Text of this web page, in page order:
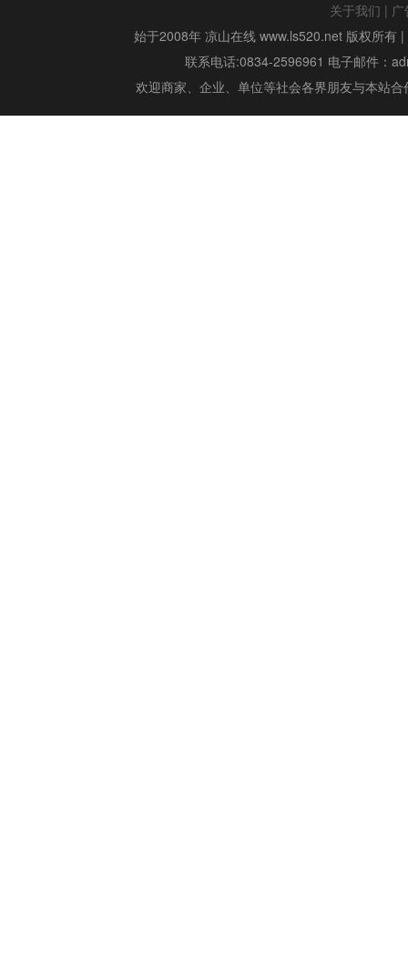
关于我们 |
始于2008年 凉山在线 www.ls520.net 版权所
联系电话:0834-2596961 电子邮件：
欢迎商家、企业、单位等社会各界朋友与本站